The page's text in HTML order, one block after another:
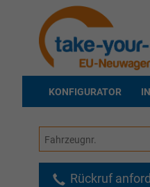
KONFIGURATOR
Fahrzeugnr.
Rückruf